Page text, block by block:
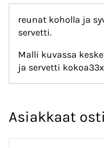
reunat koholla ja
servetti.
Malli kuvassa
ja servetti
Asiakkaat